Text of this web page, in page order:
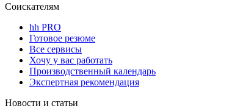
Соискателям
hh PRO
Готовое резюме
Все сервисы
Хочу у вас работать
Производственный календарь
Экспертная рекомендация
Новости и статьи